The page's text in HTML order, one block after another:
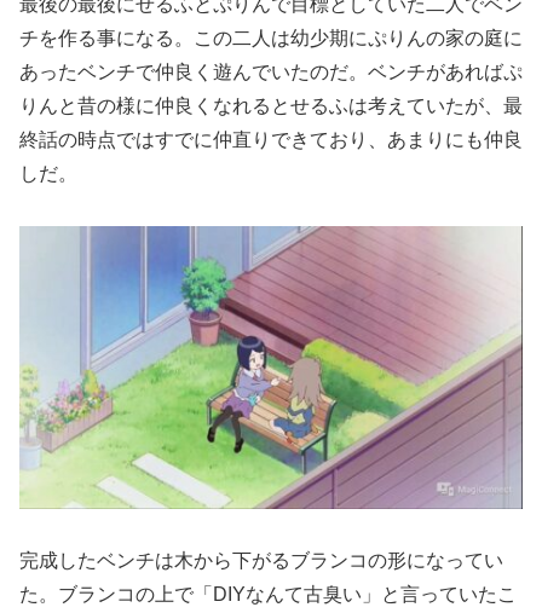
最後の最後にせるふとぷりんで目標としていた二人でベン
チを作る事になる。この二人は幼少期にぷりんの家の庭に
あったベンチで仲良く遊んでいたのだ。ベンチがあればぷ
りんと昔の様に仲良くなれるとせるふは考えていたが、最
終話の時点ではすでに仲直りできており、あまりにも仲良
しだ。
完成したベンチは木から下がるブランコの形になってい
た。ブランコの上で「DIYなんて古臭い」と言っていたこ